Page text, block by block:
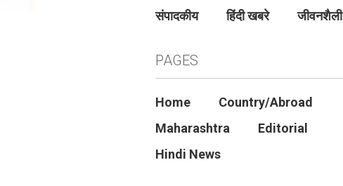
संपादकीय
हिंदी खबरे जीवनशैली
PAGES
Home
Country/Abroad
Maharashtra
Editorial
Hindi News